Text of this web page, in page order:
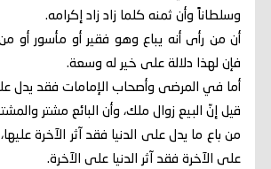
وسلطاناً وأن ثمنه كلما زاد زاد إكرامه.
أن من رأى أنه يباع وهو فقير أو مأسور أو من
فإن لهذا دلالة على خير له وسعة.
أما في المرضى وأصحاب الإمامات فقد يدل
قيل إنّ البيع زوال ملك، وأن البائع مشتر
من باع ما يدل على الدنيا فقد آثر الآخرة
على الآخرة فقد آثر الدنيا على الآخرة.